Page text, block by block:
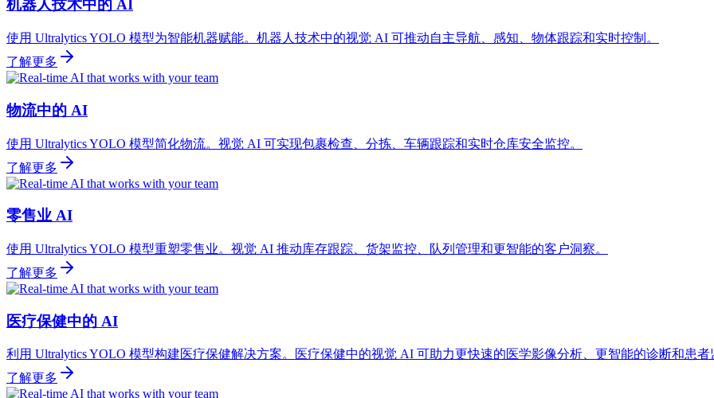
机器人技术中的 AI
使用 Ultralytics YOLO 模型为智能机器赋能。机器人技术中的视觉 AI 可推动自主导航、感知、物体跟踪和实时控制。
了解更多
物流中的 AI
使用 Ultralytics YOLO 模型简化物流。视觉 AI 可实现包裹检查、分拣、车辆跟踪和实时仓库安全监控。
了解更多
零售业 AI
使用 Ultralytics YOLO 模型重塑零售业。视觉 AI 推动库存跟踪、货架监控、队列管理和更智能的客户洞察。
了解更多
医疗保健中的 AI
利用 Ultralytics YOLO 模型构建医疗保健解决方案。医疗保健中的视觉 AI 可助力更快速的医学影像分析、更智能的诊断和患者
了解更多